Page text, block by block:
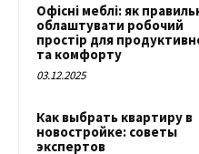
Офісні меблі: як
облаштувати робочий
простір для
та комфорту
03.12.2025
Как выбрать квартиру в
новостройке: советы
экспертов